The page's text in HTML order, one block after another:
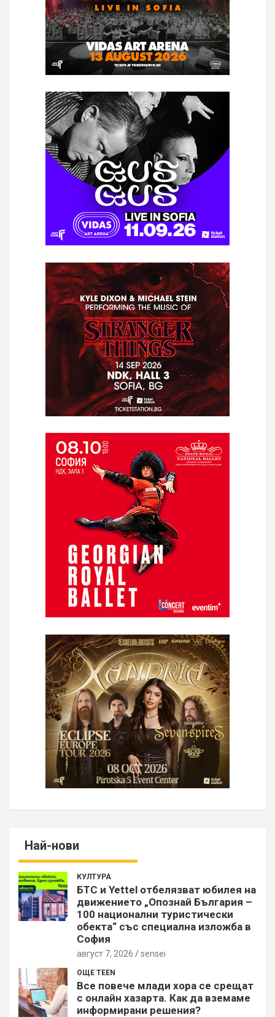
Най-нови
КУЛТУРА
БТС и Yettel отбелязват юбилея на
движението „Опознай България –
100 национални туристически
обекта“ със специална изложба в
София
август 7, 2026 sensei
ОЩЕ TEEN
Все повече млади хора се срещат
с онлайн хазарта. Как да вземаме
информирани решения?